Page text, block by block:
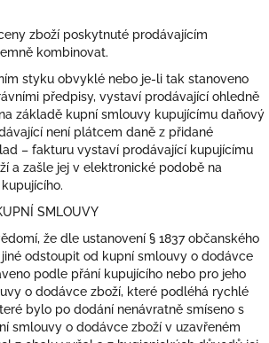
zboží poskytnuté prodávajícím
kombinovat.
styku obvyklé nebo je-li tak stanoveno
předpisy, vystaví prodávající ohledně
základě kupní smlouvy kupujícímu daňový
není plátcem daně z přidané
– fakturu vystaví prodávající kupujícímu
a zašle jej v elektronické podobě na
SMLOUVY
že dle ustanovení § 1837 občanského
odstoupit od kupní smlouvy o dodávce
podle přání kupujícího nebo pro jeho
o dodávce zboží, které podléhá rychlé
bylo po dodání nenávratně smíseno s
smlouvy o dodávce zboží v uzavřeném